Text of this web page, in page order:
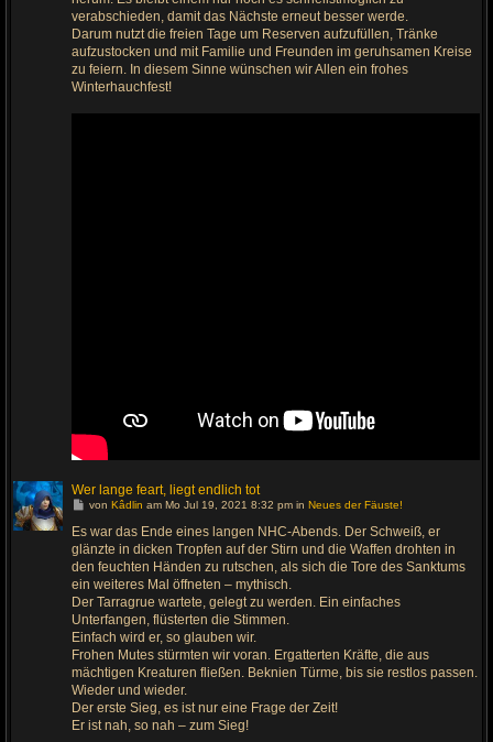
u
l
e
z
t
n
verabschieden, damit das Nächste erneut besser werde.
Darum nutzt die freien Tage um Reserven aufzufüllen, Tränke
aufzustocken und mit Familie und Freunden im geruhsamen Kreise
zu feiern. In diesem Sinne wünschen wir Allen ein frohes
Winterhauchfest!
Wer lange feart, liegt endlich tot
G
h
e
z
u
l
e
z
t
e
n
B
e
i
t
r
a
von Kâdlin am Mo Jul 19, 2021 8:32 pm in Neues der Fäuste!
Es war das Ende eines langen NHC-Abends. Der Schweiß, er
glänzte in dicken Tropfen auf der Stirn und die Waffen drohten in
den feuchten Händen zu rutschen, als sich die Tore des Sanktums
ein weiteres Mal öffneten – mythisch.
Der Tarragrue wartete, gelegt zu werden. Ein einfaches
Unterfangen, flüsterten die Stimmen.
Einfach wird er, so glauben wir.
Frohen Mutes stürmten wir voran. Ergatterten Kräfte, die aus
mächtigen Kreaturen fließen. Beknien Türme, bis sie restlos passen.
Wieder und wieder.
Der erste Sieg, es ist nur eine Frage der Zeit!
Er ist nah, so nah – zum Sieg!